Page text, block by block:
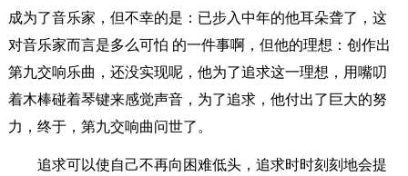
成为了音乐家，但不幸的是：已步入中年的他耳朵聋了，这
对音乐家而言是多么可怕 的一件事啊，但他的理想：创作出
第九交响乐曲，还没实现呢，他为了追求这一理想，用嘴叨
着木棒碰着琴键来感觉声音，为了追求，他付出了巨大的努
力，终于，第九交响曲问世了。
追求可以使自己不再向困难低头，追求时时刻刻地会提